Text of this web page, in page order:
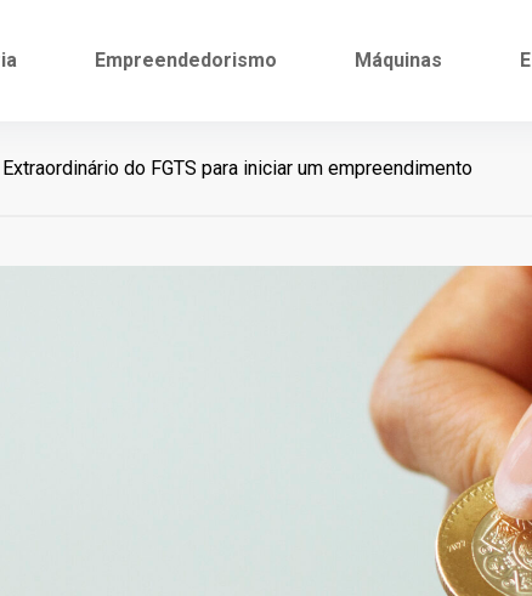
Empreendedorismo Máquinas
do FGTS para iniciar um empreendimento